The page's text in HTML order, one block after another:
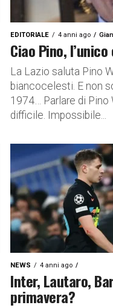
EDITORIALE 4 anni ago
Ciao Pino,
La Lazio saluta Pino
biancocelesti. E non
1974… Parlare di
difficile. Impossibile...
NEWS 4 anni ago
Inter, Lautaro,
primavera?